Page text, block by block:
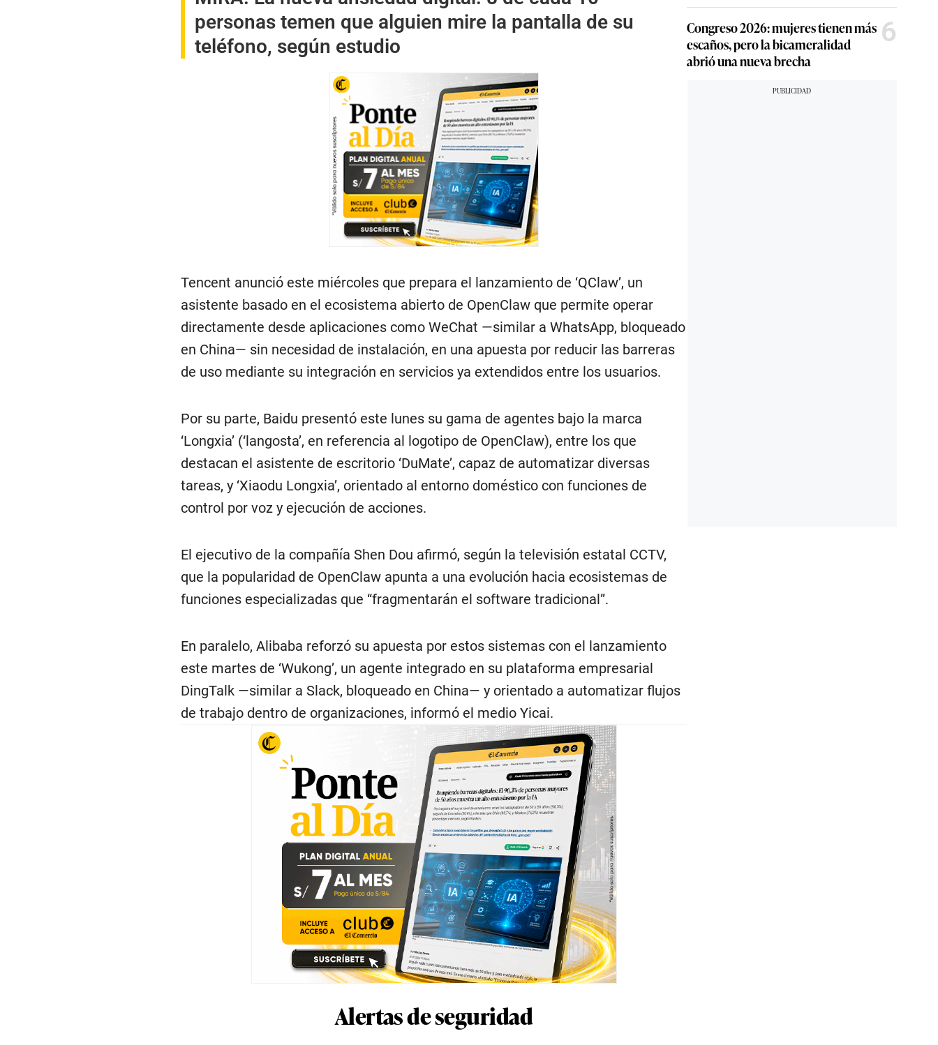
personas temen que alguien mire la pantalla de su
teléfono, según estudio
Tencent anunció este miércoles que prepara el lanzamiento de ‘QClaw’, un
asistente basado en el ecosistema abierto de OpenClaw que permite operar
directamente desde aplicaciones como WeChat —similar a WhatsApp, bloqueado
en China— sin necesidad de instalación, en una apuesta por reducir las barreras
de uso mediante su integración en servicios ya extendidos entre los usuarios.
Por su parte, Baidu presentó este lunes su gama de agentes bajo la marca
‘Longxia’ (‘langosta’, en referencia al logotipo de OpenClaw), entre los que
destacan el asistente de escritorio ‘DuMate’, capaz de automatizar diversas
tareas, y ‘Xiaodu Longxia’, orientado al entorno doméstico con funciones de
control por voz y ejecución de acciones.
El ejecutivo de la compañía Shen Dou afirmó, según la televisión estatal CCTV,
que la popularidad de OpenClaw apunta a una evolución hacia ecosistemas de
funciones especializadas que “fragmentarán el software tradicional”.
En paralelo, Alibaba reforzó su apuesta por estos sistemas con el lanzamiento
este martes de ‘Wukong’, un agente integrado en su plataforma empresarial
DingTalk —similar a Slack, bloqueado en China— y orientado a automatizar flujos
de trabajo dentro de organizaciones, informó el medio Yicai.
Alertas de seguridad
Congreso 2026: mujeres tienen más
escaños, pero la bicameralidad
abrió una nueva brecha
6